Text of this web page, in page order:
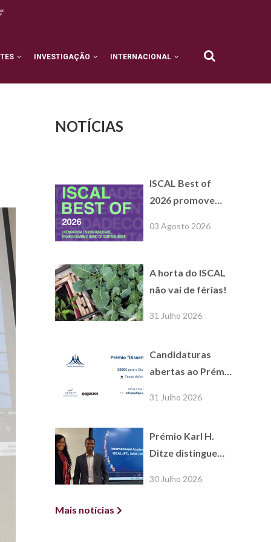
INVESTIGAÇÃO INTERNACIONAL
NOTÍCIAS
ISCAL Best of
2026 promove
extracurriculares
parceiras de
referência
03 Agosto 2026
A horta do ISCAL
não vai de férias!
31 Julho 2026
Candidaturas
abertas ao Prémio
Negócios
31 Julho 2026
Prémio Karl H.
Ditze distingue
30 Julho 2026
Mais notícias